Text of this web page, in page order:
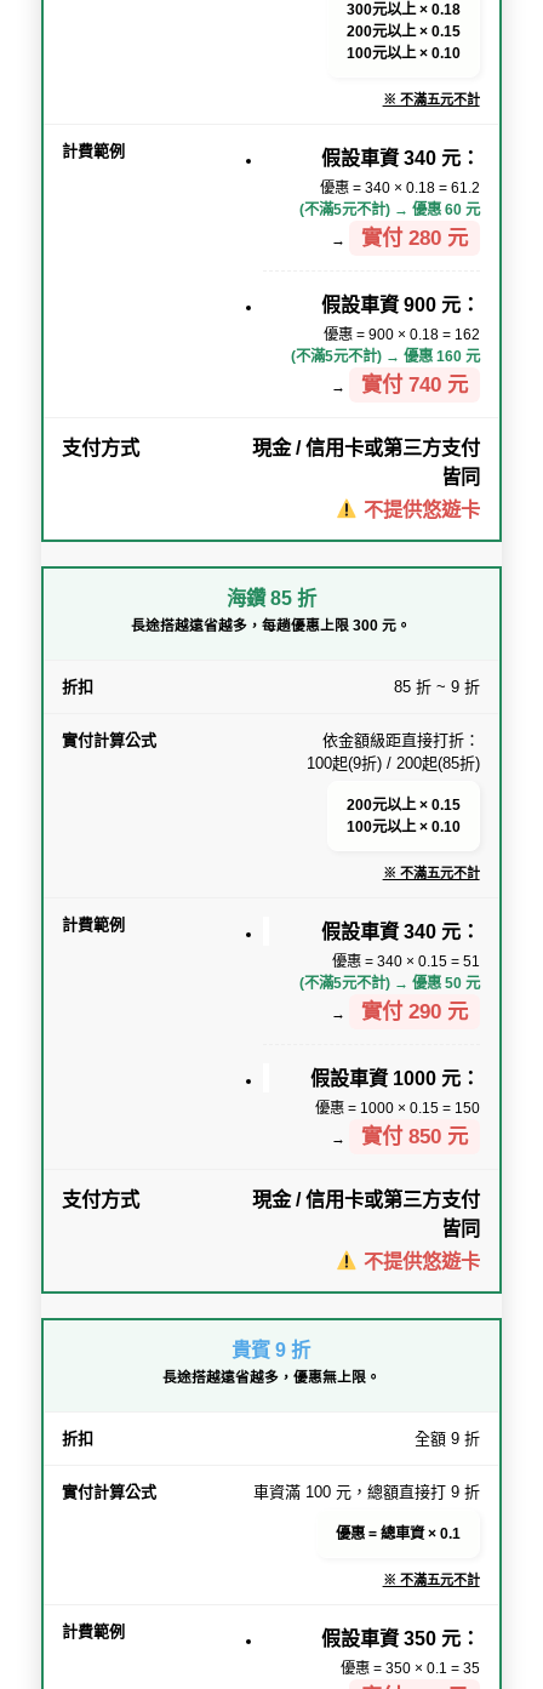
300元以上 × 0.18
200元以上 × 0.15
100元以上 × 0.10
※ 不滿五元不計
假設車資 340 元：
優惠 = 340 × 0.18 = 61.2
(不滿5元不計) → 優惠 60 元
→
實付 280 元
假設車資 900 元：
優惠 = 900 × 0.18 = 162
(不滿5元不計) → 優惠 160 元
→
實付 740 元
現金 / 信用卡或第三方支付
皆同
不提供悠遊卡
海鑽 85 折
長途搭越遠省越多，每趟優惠上限 300 元。
85 折 ~ 9 折
依金額級距直接打折：
100起(9折) / 200起(85折)
200元以上 × 0.15
100元以上 × 0.10
※ 不滿五元不計
假設車資 340 元：
優惠 = 340 × 0.15 = 51
(不滿5元不計) → 優惠 50 元
→
實付 290 元
假設車資 1000 元：
優惠 = 1000 × 0.15 = 150
→
實付 850 元
現金 / 信用卡或第三方支付
皆同
不提供悠遊卡
貴賓 9 折
長途搭越遠省越多，優惠無上限。
全額 9 折
車資滿 100 元，總額直接打 9 折
優惠 = 總車資 × 0.1
※ 不滿五元不計
假設車資 350 元：
優惠 = 350 × 0.1 = 35